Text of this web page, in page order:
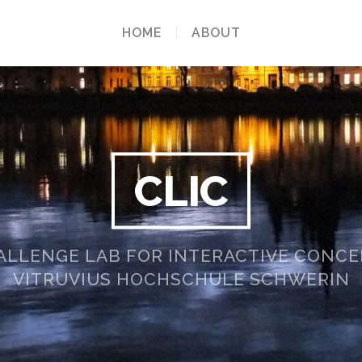
HOME ABOUT
CLIC
LAB FOR INTERACTIVE
VITRUVIUS HOCHSCHULE SCHWERIN